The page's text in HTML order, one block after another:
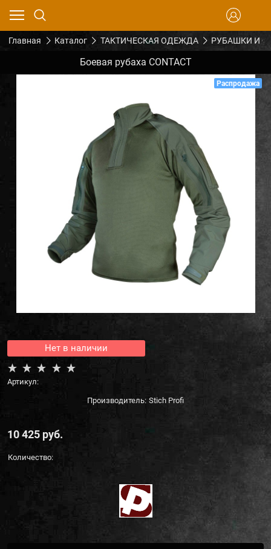
Главная Каталог ТАКТИЧЕСКАЯ ОДЕЖДА РУБАШКИ И
Боевая рубаха CONTACT
Распродажа
Нет в наличии
Артикул:
Производитель: Stich Profi
10 425 руб.
Количество: